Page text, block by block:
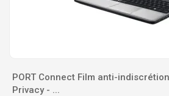
PORT Connect Film anti-
Privacy - ...